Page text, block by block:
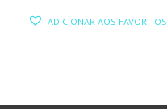
ADICIONAR AOS FAVORITOS